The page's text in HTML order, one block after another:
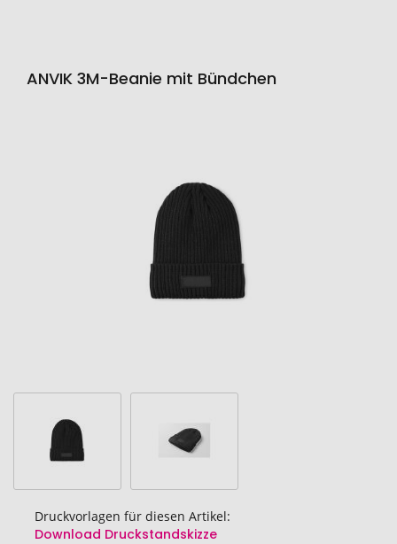
ANVIK 3M-Beanie mit Bündchen
Druckvorlagen für diesen Artikel:
Download Druckstandskizze